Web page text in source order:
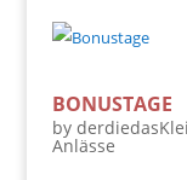
BONUSTAGE
by
Anlässe